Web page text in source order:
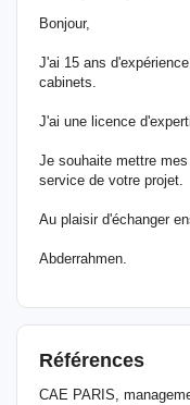
Bonjour,
J'ai 15 ans
cabinets.
J'ai une licence
Je souhaite mettre
service de votre projet.
Au plaisir d'échanger
Abderrahmen.
Références
CAE PARIS,